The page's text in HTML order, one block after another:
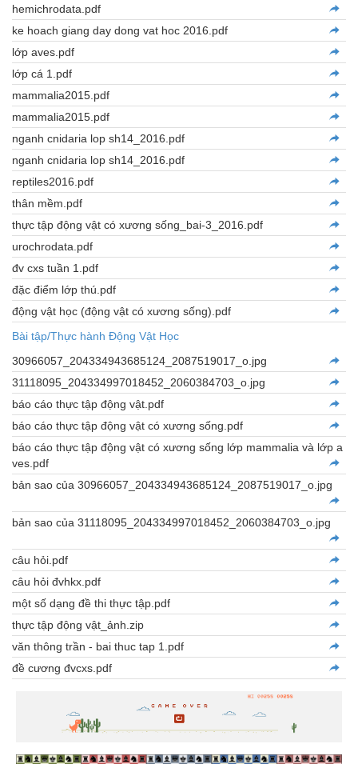
hemichrodata.pdf
ke hoach giang day dong vat hoc 2016.pdf
lớp aves.pdf
lớp cá 1.pdf
mammalia2015.pdf
mammalia2015.pdf
nganh cnidaria lop sh14_2016.pdf
nganh cnidaria lop sh14_2016.pdf
reptiles2016.pdf
thân mềm.pdf
thực tập động vật có xương sống_bai-3_2016.pdf
urochrodata.pdf
đv cxs tuần 1.pdf
đặc điểm lớp thú.pdf
động vật học (động vật có xương sống).pdf
Bài tập/Thực hành Động Vật Học
30966057_204334943685124_2087519017_o.jpg
31118095_204334997018452_2060384703_o.jpg
báo cáo thực tập động vật.pdf
báo cáo thực tập động vật có xương sống.pdf
báo cáo thực tập động vật có xương sống lớp mammalia và lớp a
ves.pdf
bản sao của 30966057_204334943685124_2087519017_o.jpg
bản sao của 31118095_204334997018452_2060384703_o.jpg
câu hỏi.pdf
câu hỏi đvhkx.pdf
một số dạng đề thi thực tập.pdf
thực tập động vật_ảnh.zip
văn thông trần - bai thuc tap 1.pdf
đề cương đvcxs.pdf